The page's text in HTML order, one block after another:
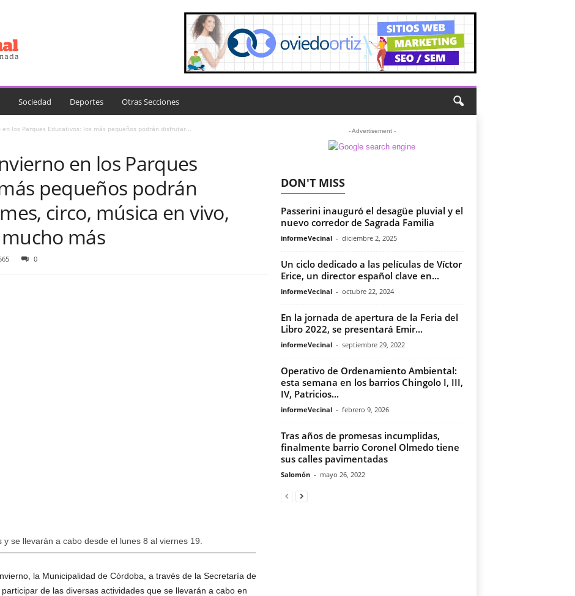
Sociedad Deportes Otras Secciones
los Parques Educativos: los más pequeños podrán disfrutar...
en los Parques
pequeños podrán
circo, música en vivo,
más
0
se llevarán a cabo desde el lunes 8 al viernes 19.
la Municipalidad de Córdoba, a través de la Secretaría de
de las diversas actividades que se llevarán a cabo en
- Advertisement -
DON'T MISS
Passerini inauguró el desagüe pluvial y el
nuevo corredor de Sagrada Familia
informeVecinal - diciembre 2, 2025
Un ciclo dedicado a las películas de Víctor
Erice, un director español clave en...
informeVecinal - octubre 22, 2024
En la jornada de apertura de la Feria del
Libro 2022, se presentará Emir...
informeVecinal - septiembre 29, 2022
Operativo de Ordenamiento Ambiental:
esta semana en los barrios Chingolo I, III,
IV, Patricios...
informeVecinal - febrero 9, 2026
Tras años de promesas incumplidas,
finalmente barrio Coronel Olmedo tiene
sus calles pavimentadas
Salomón - mayo 26, 2022